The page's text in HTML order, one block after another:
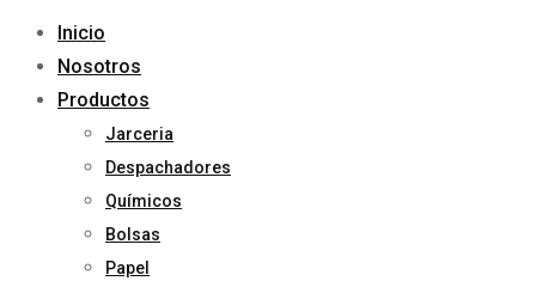
Inicio
Nosotros
Productos
Jarceria
Despachadores
Químicos
Bolsas
Papel